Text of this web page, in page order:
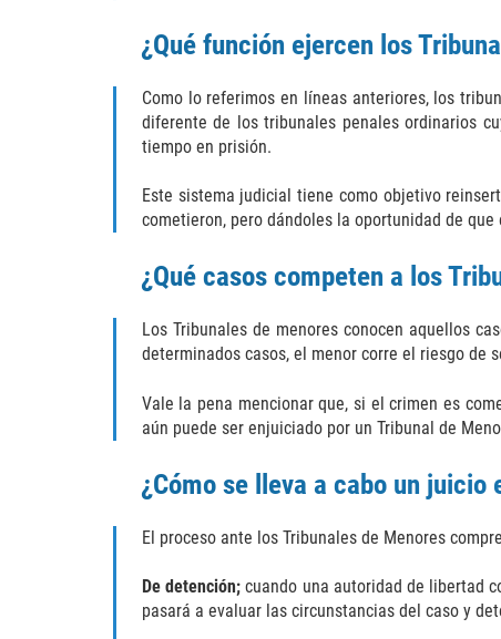
¿Qué función ejercen los
Como lo referimos en líneas anteriores, los
diferente de los tribunales penales ordinarios
tiempo en prisión.
Este sistema judicial tiene como objetivo
cometieron, pero dándoles la oportunidad de
¿Qué casos competen a los
Los Tribunales de menores conocen aquellos
determinados casos, el menor corre el riesgo de
Vale la pena mencionar que, si el crimen es
aún puede ser enjuiciado por un Tribunal de
¿Cómo se lleva a cabo un juicio
El proceso ante los Tribunales de Menores
De detención; cuando una autoridad de libertad
pasará a evaluar las circunstancias del caso y